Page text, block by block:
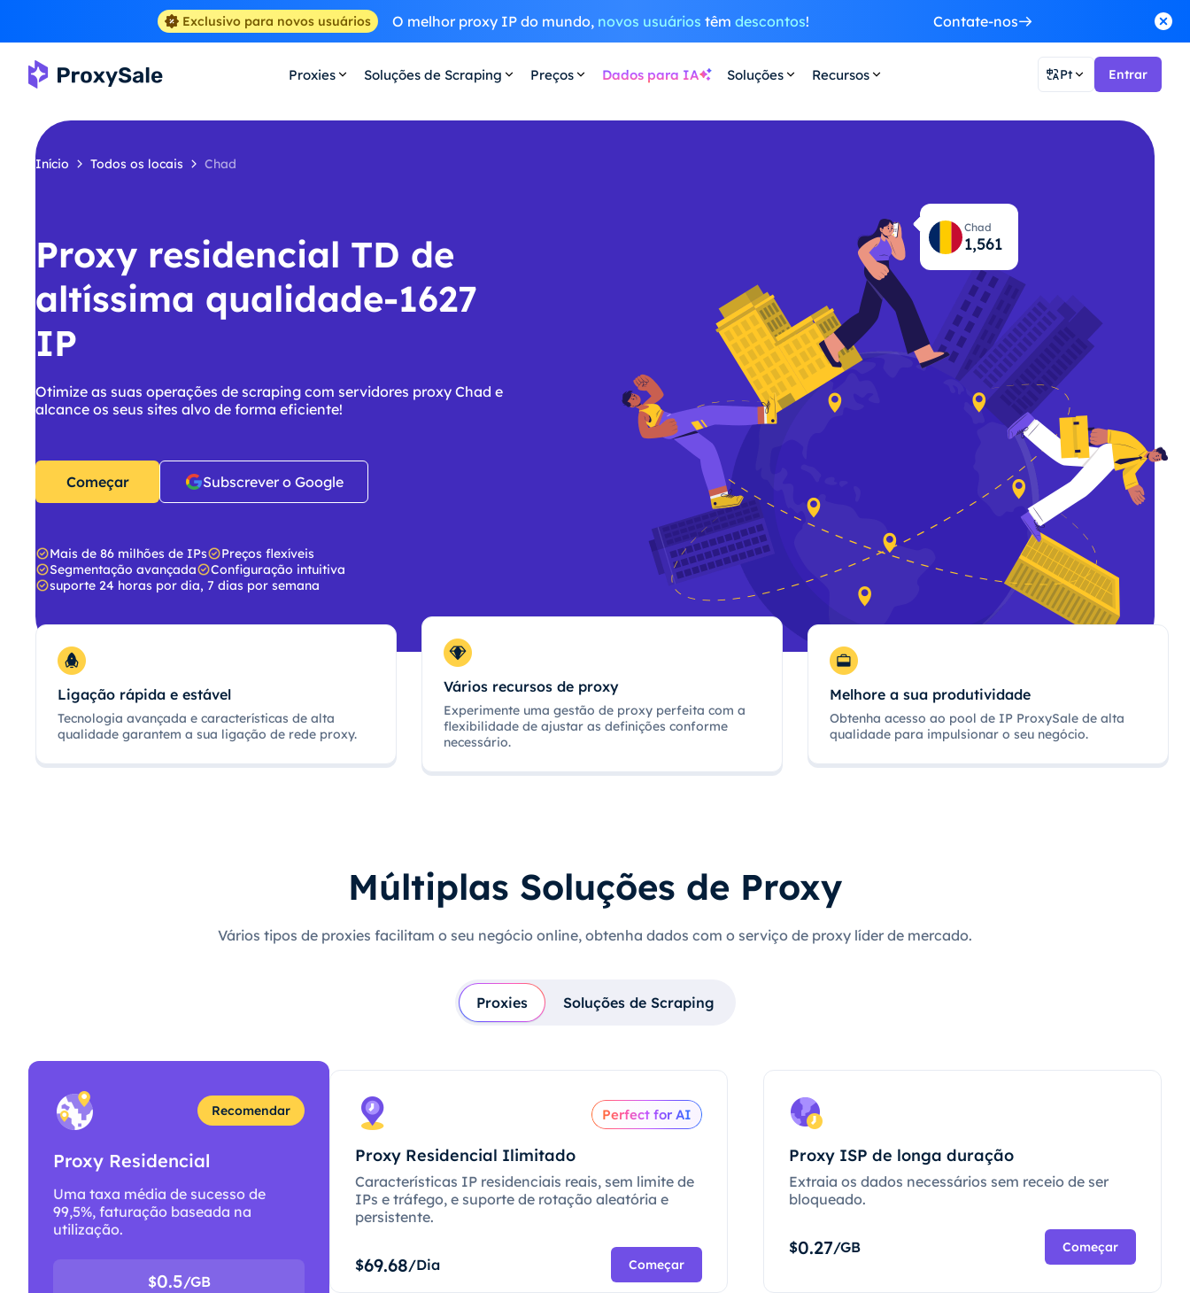
Exclusivo para novos usuários O melhor proxy IP do mundo, novos usuários têm descontos! Contate-nos
Proxies Soluções de Scraping Preços Dados para IA Soluções Recursos Pt Entrar
Início Todos os locais Chad
Proxy residencial TD de
altíssima qualidade-1627
IP
Otimize as suas operações de scraping com servidores proxy Chad e
alcance os seus sites alvo de forma eficiente!
Começar Subscrever o Google
Mais de 86 milhões de IPs
Preços flexíveis
Segmentação avançada
Configuração intuitiva
suporte 24 horas por dia, 7 dias por semana
Chad
1,627
Ligação rápida e estável
Tecnologia avançada e características de alta
qualidade garantem a sua ligação de rede proxy.
Vários recursos de proxy
Experimente uma gestão de proxy perfeita com a
flexibilidade de ajustar as definições conforme
necessário.
Melhore a sua produtividade
Obtenha acesso ao pool de IP ProxySale de alta
qualidade para impulsionar o seu negócio.
Múltiplas Soluções de Proxy
Vários tipos de proxies facilitam o seu negócio online, obtenha dados com o serviço de proxy líder de mercado.
Proxies Soluções de Scraping
Recomendar
Proxy Residencial
Uma taxa média de sucesso de
99,5%, faturação baseada na
utilização.
$0.5/GB
Perfect for AI
Proxy Residencial Ilimitado
Características IP residenciais reais, sem limite de
IPs e tráfego, e suporte de rotação aleatória e
persistente.
$69.68/Dia Começar
Proxy ISP de longa duração
Extraia os dados necessários sem receio de ser
bloqueado.
$0.27/GB Começar